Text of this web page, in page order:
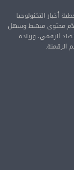
التكنولوجيا
يقدّم محتوى مبسّط وسهل
الرقمي، وريادة
الرقمنة.